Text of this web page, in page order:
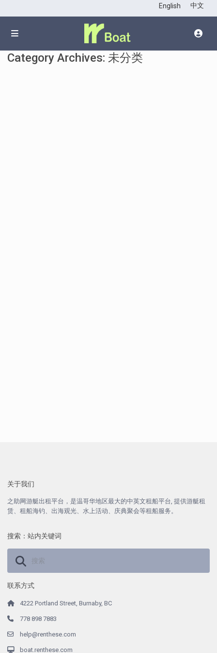
English 中文
Category Archives:未分类
关于我们
之助网游艇出租平台，是温哥华地区最大的中英文租船平台, 提供游艇租
赁、租船海钓、出海观光、水上活动、庆典聚会等租船服务。
搜索：站内关键词
联系方式
4222 Portland Street, Burnaby, BC
778 898 7883
help@renthese.com
boat.renthese.com